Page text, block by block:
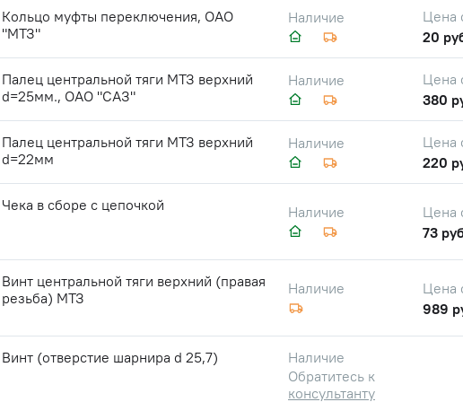
Кольцо муфты переключения, ОАО
"МТЗ"
Наличие
Цена
20
Палец центральной тяги МТЗ верхний
d=25мм., ОАО "САЗ"
Наличие
Цена
380
Палец центральной тяги МТЗ верхний
d=22мм
Наличие
Цена
220
Чека в сборе с цепочкой Наличие
Цена
73
Винт центральной тяги верхний (правая
резьба) МТЗ
Наличие
Цена
989
Винт (отверстие шарнира d 25,7)
Наличие
Обратитесь к
консультанту